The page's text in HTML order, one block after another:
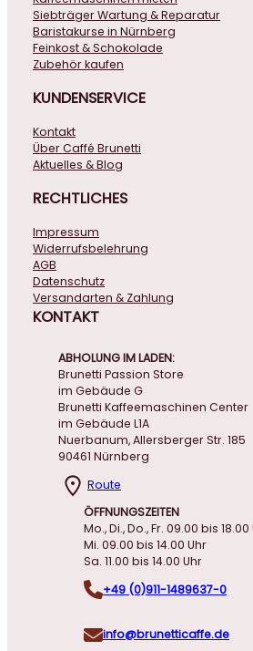
Siebträger Wartung & Reparatur
Baristakurse in Nürnberg
Feinkost & Schokolade
Zubehör kaufen
KUNDENSERVICE
Kontakt
Über Caffé Brunetti
Aktuelles & Blog
RECHTLICHES
Impressum
Widerrufsbelehrung
AGB
Datenschutz
Versandarten & Zahlung
KONTAKT
ABHOLUNG IM LADEN:
Brunetti Passion Store
im Gebäude G
Brunetti Kaffeemaschinen Center
im Gebäude L1A
Nuerbanum, Allersberger Str. 185
90461 Nürnberg
Route
ÖFFNUNGSZEITEN
Mo., Di., Do., Fr. 09.00 bis 18.00
Mi. 09.00 bis 14.00 Uhr
Sa. 11.00 bis 14.00 Uhr
+49 (0)911-1489637-0
info@brunetticaffe.de